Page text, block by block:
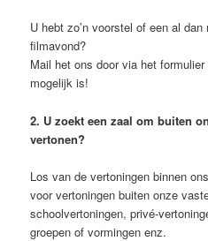
U hebt zo’n voorstel of een al
filmavond?
Mail het ons door via het
mogelijk is!
2. U zoekt een zaal om buiten
vertonen?
Los van de vertoningen binnen
voor vertoningen buiten onze
schoolvertoningen, privé-
groepen of vormingen enz.